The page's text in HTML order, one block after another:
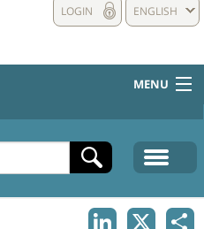
ENGLISH
LOGIN
MENU